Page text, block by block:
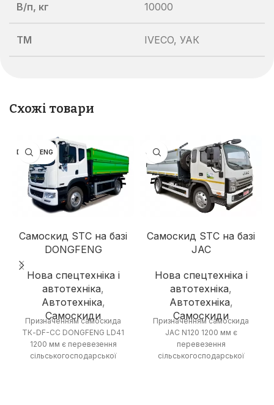
В/п, кг 10000
TM IVECO, УАК
Схожі товари
DONGFENG
Самоскид STC на базі
DONGFENG
Нова спецтехніка і
автотехніка,
Автотехніка,
Самоскиди
Призначенням самоскида
ТК-DF-CC DONGFENG LD41
1200 мм є перевезення
сільськогосподарської
JAC
Самоскид STC на базі
JAC
Нова спецтехніка і
автотехніка,
Автотехніка,
Самоскиди
Призначенням самоскида
JAC N120 1200 мм є
перевезення
сільськогосподарської